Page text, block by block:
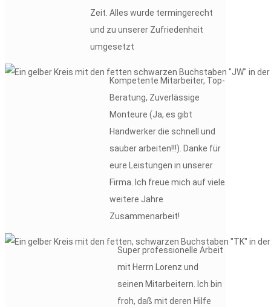
Zeit. Alles wurde termingerecht
und zu unserer Zufriedenheit
umgesetzt
Kompetente Mitarbeiter, Top-
Beratung, Zuverlässige
Monteure (Ja, es gibt
Handwerker die schnell und
sauber arbeiten!!!). Danke für
eure Leistungen in unserer
Firma. Ich freue mich auf viele
weitere Jahre
Zusammenarbeit!
Super professionelle Arbeit
mit Herrn Lorenz und
seinen Mitarbeitern. Ich bin
froh, daß mit deren Hilfe